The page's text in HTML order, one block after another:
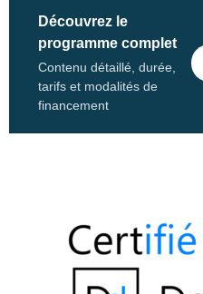
Découvrez le
programme complet
Contenu détaillé, durée,
tarifs et modalités de
financement